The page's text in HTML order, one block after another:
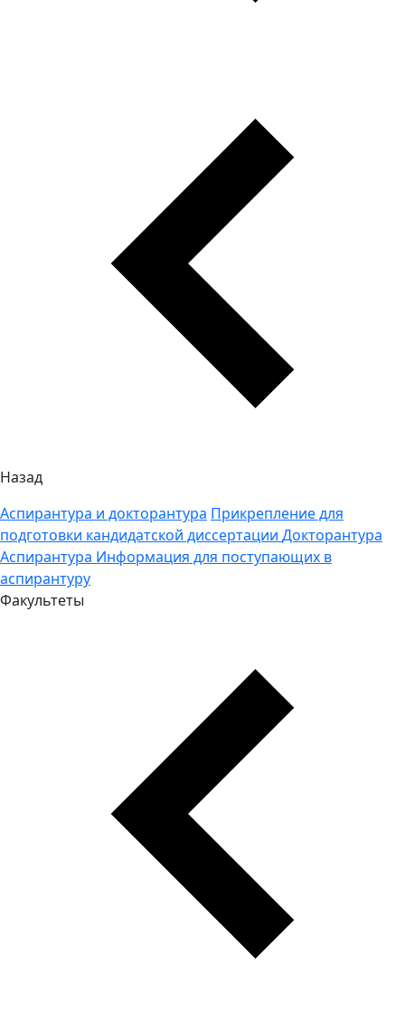
Назад
Аспирантура и докторантура Прикрепление для
подготовки кандидатской диссертации Докторантура
Аспирантура Информация для поступающих в
аспирантуру
Факультеты